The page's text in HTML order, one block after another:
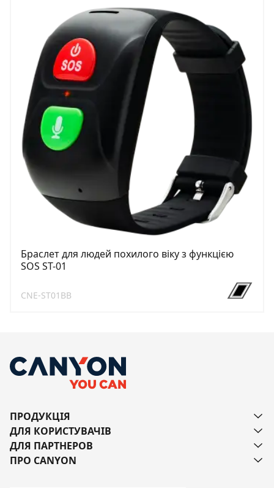
Браслет для людей похилого віку з функцією
SOS ST-01
CNE-ST01BB
ПРОДУКЦІЯ
ДЛЯ КОРИСТУВАЧІВ
ДЛЯ ПАРТНЕРОВ
ПРО CANYON